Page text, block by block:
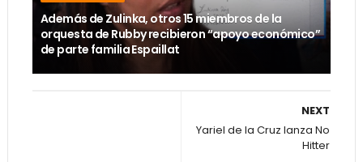
Además de Zulinka, otros 15 miembros de la
orquesta de Rubby recibieron “apoyo económico”
de parte familia Espaillat
NEXT
Yariel de la Cruz lanza No
Hitter